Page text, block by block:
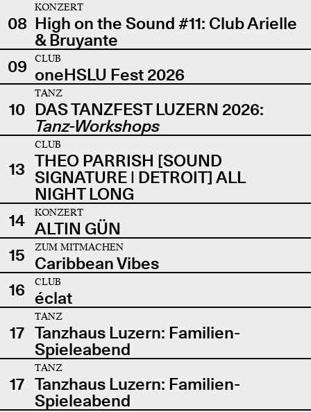
08
KONZERT
High on the Sound #11: Club Arielle
& Bruyante
09
CLUB
oneHSLU Fest 2026
10
TANZ
DAS TANZFEST LUZERN 2026:
Tanz-Workshops
13
CLUB
THEO PARRISH [SOUND
SIGNATURE | DETROIT] ALL
NIGHT LONG
14
KONZERT
ALTIN GÜN
15
ZUM MITMACHEN
Caribbean Vibes
16
CLUB
éclat
17
TANZ
Tanzhaus Luzern: Familien-
Spieleabend
17
TANZ
Tanzhaus Luzern: Familien-
Spieleabend